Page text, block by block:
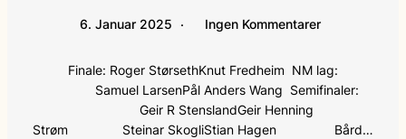
6. Januar 2025 Ingen Kommentarer
Finale: Roger StørsethKnut Fredheim NM lag:
Samuel LarsenPål Anders Wang Semifinaler:
Geir R StenslandGeir Henning
Strøm Steinar SkogliStian Hagen Bård…